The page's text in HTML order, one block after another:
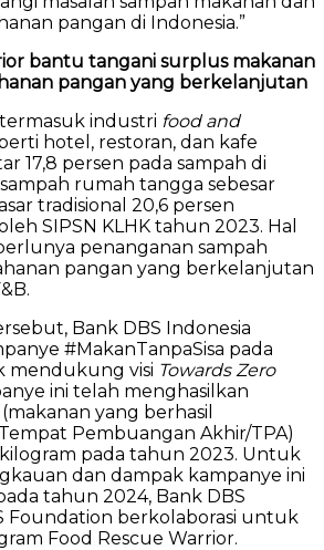
pangan di Indonesia.”
bantu tangani surplus makanan
pangan yang berkelanjutan
industri food and
hotel, restoran, dan kafe
17,8 persen pada sampah di
rumah tangga sebesar
tradisional 20,6 persen
SIPSN KLHK tahun 2023. Hal
penanganan sampah
pangan yang berkelanjutan
Bank DBS Indonesia
#MakanTanpaSisa pada
visi Towards Zero
ini telah menghasilkan
yang berhasil
Pembuangan Akhir/TPA)
pada tahun 2023. Untuk
dan dampak kampanye ini
tahun 2024, Bank DBS
Foundation berkolaborasi untuk
Food Rescue Warrior.